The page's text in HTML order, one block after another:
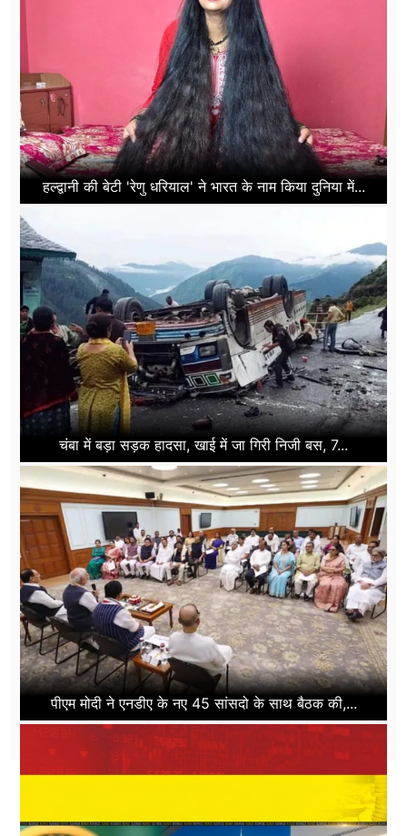
हल्द्वानी की बेटी 'रेणु धरियाल' ने भारत के नाम किया दुनिया में...
चंबा में बड़ा सड़क हादसा, खाई में जा गिरी निजी बस, 7...
पीएम मोदी ने एनडीए के नए 45 सांसदो के साथ बैठक की,...